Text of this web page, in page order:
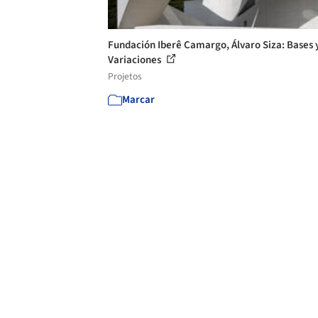
Fundación Iberê Camargo, Álvaro Siza: Bases
Variaciones
Projetos
Marcar